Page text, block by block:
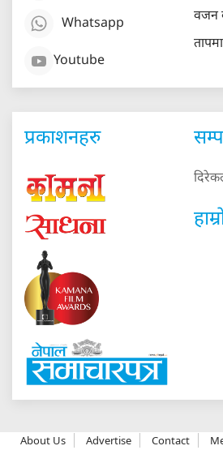
Whatsapp
Youtube
वजन
प्रकाशनहरु
About Us Advertise Contact